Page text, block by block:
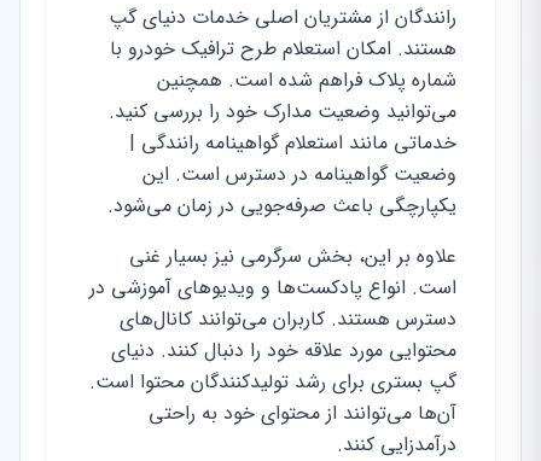
رانندگان از مشتریان اصلی خدمات دنیای گپ
هستند. امکان استعلام طرح ترافیک خودرو با
شماره پلاک فراهم شده است. همچنین
می‌توانید وضعیت مدارک خود را بررسی کنید.
خدماتی مانند استعلام گواهینامه رانندگی |
وضعیت گواهینامه در دسترس است. این
یکپارچگی باعث صرفه‌جویی در زمان می‌شود.
علاوه بر این، بخش سرگرمی نیز بسیار غنی
است. انواع پادکست‌ها و ویدیوهای آموزشی در
دسترس هستند. کاربران می‌توانند کانال‌های
محتوایی مورد علاقه خود را دنبال کنند. دنیای
گپ بستری برای رشد تولیدکنندگان محتوا است.
آن‌ها می‌توانند از محتوای خود به راحتی
درآمدزایی کنند.